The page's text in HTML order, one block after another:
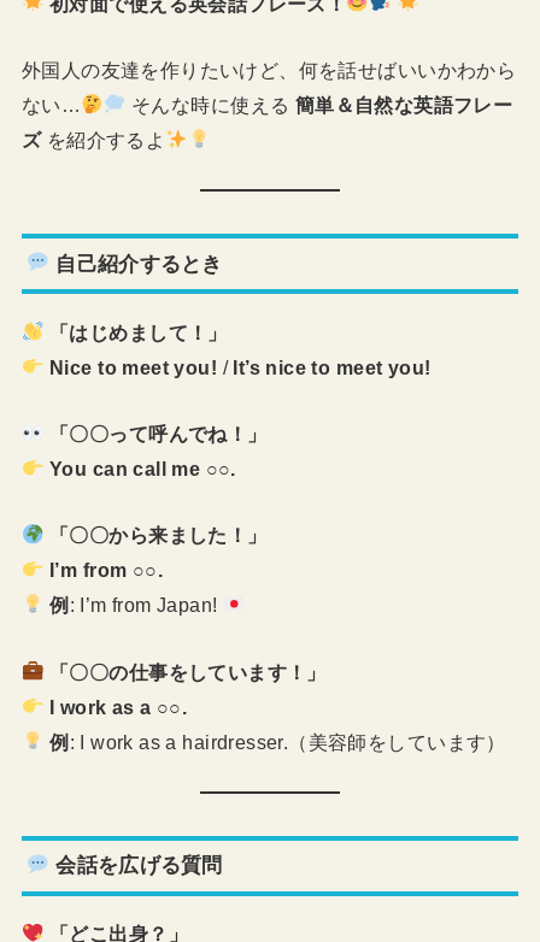
外国人の友達を作りたいけど、何を話せばいいかわから
ない…
そんな時に使える 簡単＆自然な英語フレー
ズを紹介するよ
自己紹介するとき
「はじめまして！」
Nice to meet you! / It’s nice to meet you!
「〇〇って呼んでね！」
You can call me ○○.
「〇〇から来ました！」
I’m from ○○.
例 : I’m from Japan!
「〇〇の仕事をしています！」
I work as a ○○.
例 : I work as a hairdresser.（美容師をしています）
会話を広げる質問
「どこ出身？」